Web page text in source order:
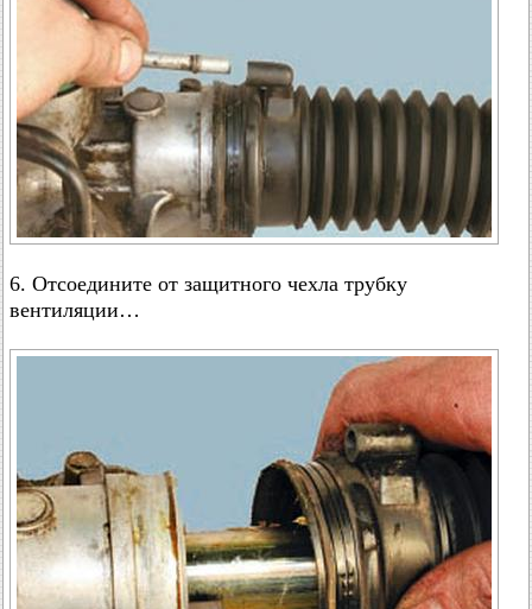
6. Отсоедините от защитного чехла трубку
вентиляции…